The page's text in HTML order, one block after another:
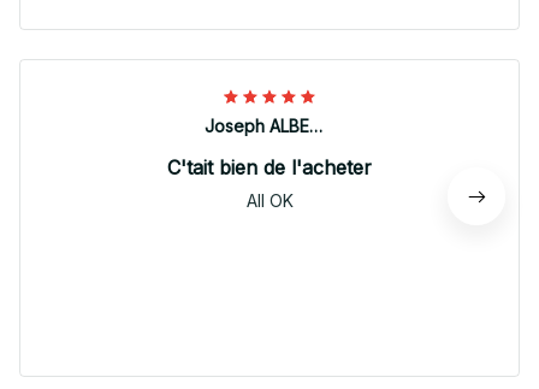
Joseph ALBERTINI
C'tait bien de l'acheter
All OK